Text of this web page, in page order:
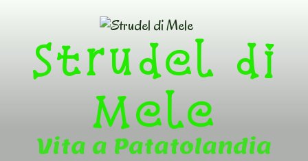
contentStrudel di
Mele
Vita a Patatolandia